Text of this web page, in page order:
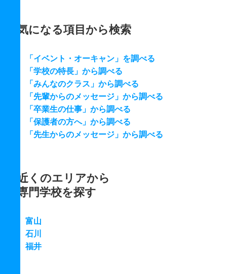
気になる項目から検索
「イベント・オーキャン」を調べる
「学校の特長」から調べる
「みんなのクラス」から調べる
「先輩からのメッセージ」から調べる
「卒業生の仕事」から調べる
「保護者の方へ」から調べる
「先生からのメッセージ」から調べる
近くのエリアから
専門学校を探す
富山
石川
福井